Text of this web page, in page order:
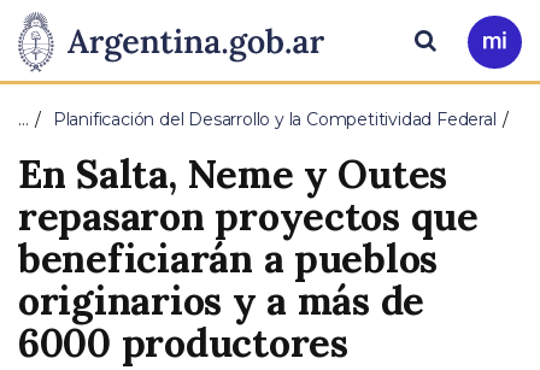
Presidencia
de
la
Nación
Pasar al contenido principal
Ir
a
Buscar
… Planificación del Desarrollo y la Competitividad Federal
En Salta, Neme y Outes
repasaron proyectos que
beneficiarán a pueblos
originarios y a más de
6000 productores